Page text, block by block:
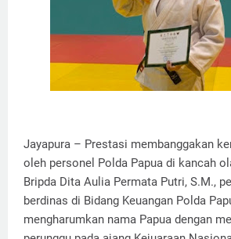
Jayapura – Prestasi membanggakan
oleh personel Polda Papua di kancah
Bripda Dita Aulia Permata Putri, S.M.,
berdinas di Bidang Keuangan Polda
mengharumkan nama Papua dengan